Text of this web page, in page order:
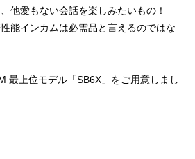
他愛もない会話を楽しみたいもの！
能インカムは必需品と言えるのではな
最上位モデル「SB6X」をご用意しまし